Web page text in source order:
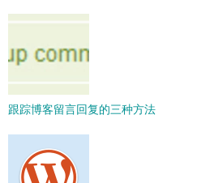
跟踪博客留言回复的三种方法